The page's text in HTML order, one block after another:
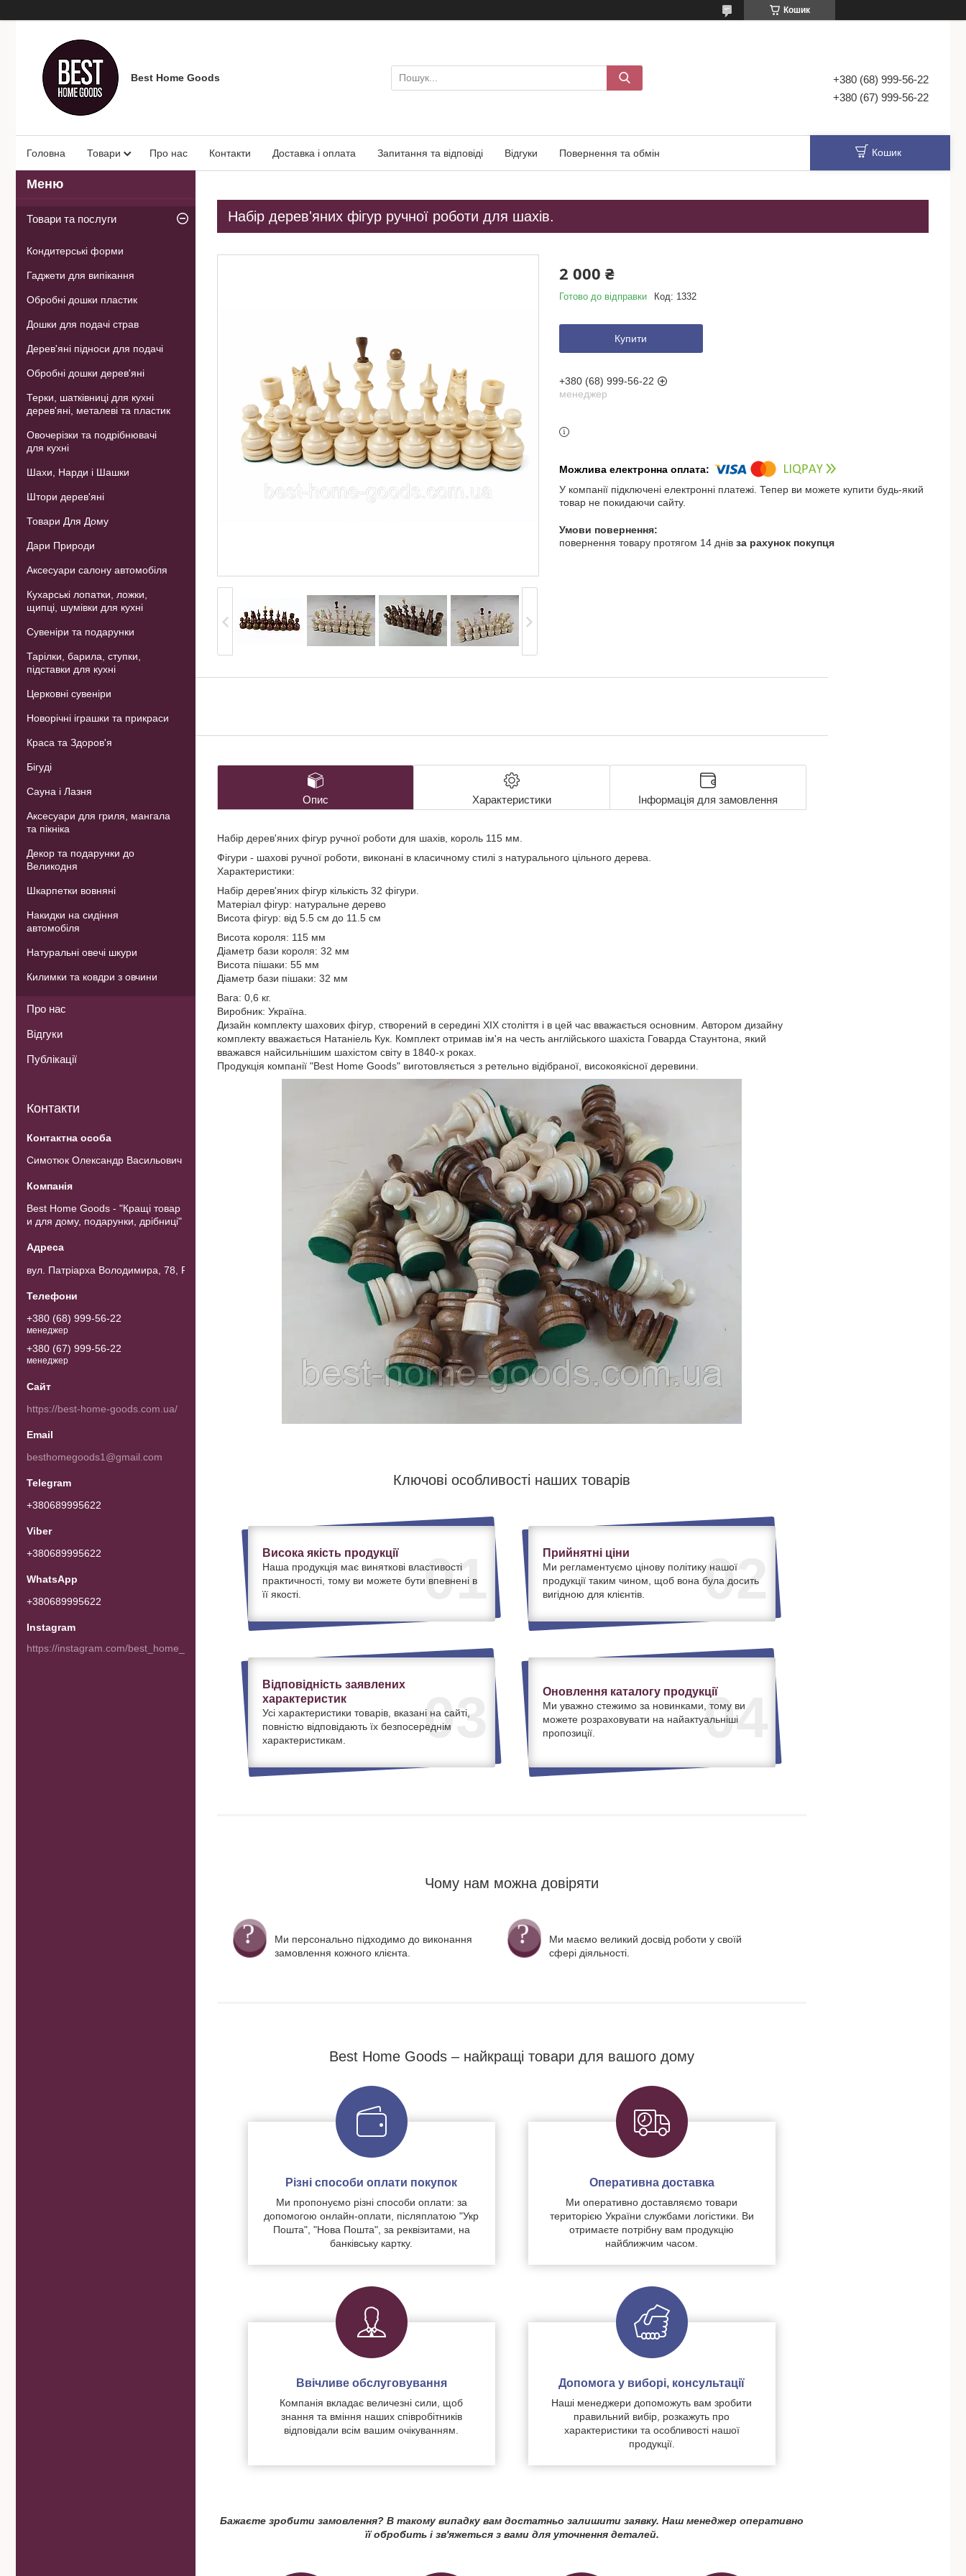
Кошик
Best Home Goods
+380 (68) 999-56-22
+380 (67) 999-56-22
Головна Товари Про нас Контакти Доставка і оплата Запитання та відповіді Відгуки Повернення та обмін Кошик
Набір дерев'яних фігур ручної роботи для шахів.
2 000 ₴
Готово до відправки Код: 1332
Купити
+380 (68) 999-56-22
менеджер
У компанії підключені електронні платежі. Тепер ви можете купити будь-який
товар не покидаючи сайту.
повернення товару протягом 14 днів за рахунок покупця
Опис Характеристики Інформація для замовлення
Набір дерев'яних фігур ручної роботи для шахів, король 115 мм.
Фігури - шахові ручної роботи, виконані в класичному стилі з натурального цільного дерева.
Характеристики:
Набір дерев'яних фігур кількість 32 фігури.
Матеріал фігур: натуральне дерево
Висота фігур: від 5.5 см до 11.5 см
Висота короля: 115 мм
Діаметр бази короля: 32 мм
Висота пішаки: 55 мм
Діаметр бази пішаки: 32 мм
Вага: 0,6 кг.
Виробник: Україна.
Дизайн комплекту шахових фігур, створений в середині XIX століття і в цей час вважається основним. Автором дизайну
комплекту вважається Натаніель Кук. Комплект отримав ім'я на честь англійського шахіста Говарда Стаунтона, який
вважався найсильнішим шахістом світу в 1840-х роках.
Продукція компанії "Best Home Goods" виготовляється з ретельно відібраної, високоякісної деревини.
Ключові особливості наших товарів
01
Висока якість продукції
Наша продукція має виняткові властивості
практичності, тому ви можете бути впевнені в
її якості.
02
Прийнятні ціни
Ми регламентуємо цінову політику нашої
продукції таким чином, щоб вона була досить
вигідною для клієнтів.
03
Відповідність заявлених
характеристик
Усі характеристики товарів, вказані на сайті,
повністю відповідають їх безпосереднім
характеристикам.
04
Оновлення каталогу продукції
Ми уважно стежимо за новинками, тому ви
можете розраховувати на найактуальніші
пропозиції.
Чому нам можна довіряти
Ми персонально підходимо до виконання
замовлення кожного клієнта.
Ми маємо великий досвід роботи у своїй
сфері діяльності.
Best Home Goods – найкращі товари для вашого дому
Різні способи оплати покупок
Ми пропонуємо різні способи оплати: за
допомогою онлайн-оплати, післяплатою "Укр
Пошта", "Нова Пошта", за реквізитами, на
банківську картку.
Оперативна доставка
Ми оперативно доставляємо товари
територією України службами логістики. Ви
отримаєте потрібну вам продукцію
найближчим часом.
Ввічливе обслуговування
Компанія вкладає величезні сили, щоб
знання та вміння наших співробітників
відповідали всім вашим очікуванням.
Допомога у виборі, консультації
Наші менеджери допоможуть вам зробити
правильний вибір, розкажуть про
характеристики та особливості нашої
продукції.
Бажаєте зробити замовлення? В такому випадку вам достатньо залишити заявку. Наш менеджер оперативно
її обробить і зв'яжеться з вами для уточнення деталей.
Товари та послуги
Кондитерські форми
Гаджети для випікання
Обробні дошки пластик
Дошки для подачі страв
Дерев'яні підноси для подачі
Обробні дошки дерев'яні
Терки, шатківниці для кухні
дерев'яні, металеві та пластик
Овочерізки та подрібнювачі
для кухні
Шахи, Нарди і Шашки
Штори дерев'яні
Товари Для Дому
Дари Природи
Аксесуари салону автомобіля
Кухарські лопатки, ложки,
щипці, шумівки для кухні
Сувеніри та подарунки
Тарілки, барила, ступки,
підставки для кухні
Церковні сувеніри
Новорічні іграшки та прикраси
Краса та Здоров'я
Бігуді
Сауна і Лазня
Аксесуари для гриля, мангала
та пікніка
Декор та подарунки до
Великодня
Шкарпетки вовняні
Накидки на сидіння
автомобіля
Натуральні овечі шкури
Килимки та ковдри з овчини
Про нас
Відгуки
Публікації
Контакти
Симотюк Олександр Васильович
Best Home Goods - "Кращі товар
и для дому, подарунки, дрібниці"
вул. Патріарха Володимира, 78, Рожнов, Україна
+380 (68) 999-56-22
менеджер
+380 (67) 999-56-22
менеджер
https://best-home-goods.com.ua/
besthomegoods1@gmail.com
+380689995622
+380689995622
+380689995622
Instagram
https://instagram.com/best_home_goods